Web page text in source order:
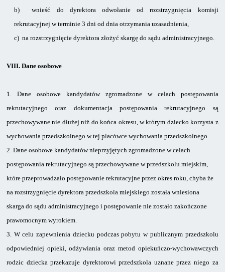
b)
wnieść do dyrektora odwołanie od rozstrzygnięcia komisji
rekrutacyjnej w terminie 3 dni od dnia otrzymania uzasadnienia,
c) na rozstrzygnięcie dyrektora złożyć skargę do sądu administracyjnego.
VIII. Dane osobowe
1. Dane osobowe kandydatów zgromadzone w celach postępowania
rekrutacyjnegooraz dokumentacja postępowania rekrutacyjnego są
przechowywane nie dłużej niż do końca okresu, w którym dziecko korzysta z
wychowania przedszkolnego w tej placówce wychowania przedszkolnego.
2. Dane osobowe kandydatów nieprzyjętych zgromadzone w celach
postępowania rekrutacyjnego są przechowywane w przedszkolu miejskim,
które przeprowadzało postępowanie rekrutacyjne przez okres roku, chyba że
na rozstrzygnięcie dyrektora przedszkola miejskiego została wniesiona
skarga do sądu administracyjnego i postępowanie nie zostało zakończone
prawomocnym wyrokiem.
3. W celu zapewnienia dziecku podczas pobytu w publicznym przedszkolu
odpowiedniej opieki, odżywiania oraz metod opiekuńczo-wychowawczych
rodzic dziecka przekazuje dyrektorowi przedszkola uznane przez niego za